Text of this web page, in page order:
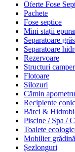
Oferte Fose
Pachete
Fose septice
Mini stații
Separatoare
Separatoare
Rezervoare
Structuri
Flotoare
Silozuri
Cămin apometru
Recipiente
Bărci &
Piscine / Spa /
Toalete
Mobilier grădină
Șezlonguri